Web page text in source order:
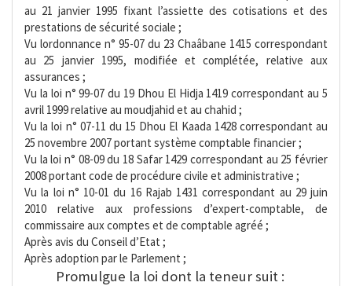
au 21 janvier 1995 fixant l’assiette des cotisations et des
prestations de sécurité sociale ;
Vu lordonnance n° 95-07 du 23 Chaâbane 1415 correspondant
au 25 janvier 1995, modifiée et complétée, relative aux
assurances ;
Vu la loi n° 99-07 du 19 Dhou El Hidja 1419 correspondant au 5
avril 1999 relative au moudjahid et au chahid ;
Vu la loi n° 07-11 du 15 Dhou El Kaada 1428 correspondant au
25 novembre 2007 portant système comptable financier ;
Vu la loi n° 08-09 du 18 Safar 1429 correspondant au 25 février
2008 portant code de procédure civile et administrative ;
Vu la loi n° 10-01 du 16 Rajab 1431 correspondant au 29 juin
2010 relative aux professions d’expert-comptable, de
commissaire aux comptes et de comptable agréé ;
Après avis du Conseil d’Etat ;
Après adoption par le Parlement ;
Promulgue la loi dont la teneur suit :